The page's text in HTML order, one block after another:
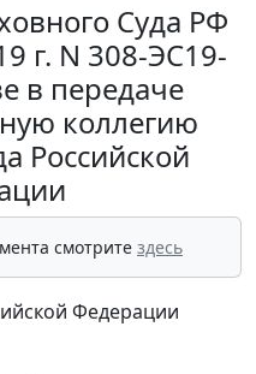
Суда РФ
г. N 308-ЭС19-
в передаче
коллегию
Российской
смотрите здесь
Федерации